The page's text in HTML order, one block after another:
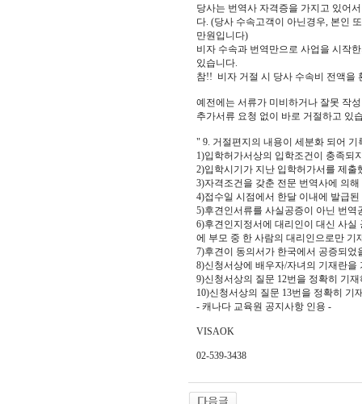
당사는 번역사 자격증을 가지고 있어
다. (당사 수속고객이 아닌경우, 본인
만원입니다)
비자 수속과 번역만으로 사업을 시작
있습니다.
참!! 비자 거절 시 당사 수속비 전액을
예전에는 서류가 미비하거나 잘못 작
추가서류 요청 없이 바로 거절하고 있
" 9. 거절편지의 내용이 세분화 되어
1)입학허가서상의 입학조건이 충족되
2)입학시기가 지난 입학허가서를 제출
3)자격조건을 갖춘 전문 번역사에 의
4)접수일 시점에서 한달 이내에 발급
5)후견인서류를 사실공증이 아닌 번역
6)후견인지정서에 대리인이 대신 사실
에 부모 중 한 사람의 대리인으로만 기
7)후견이 동의서가 한국에서 공증되었
8)신청서상에 배우자/자녀의 기재란을
9)신청서상의 질문 12번을 정확히 기
10)신청서상의 질문 13번을 정확히 기
- 캐나다 교육원 공지사항 인용 -
VISAOK
02-539-3438